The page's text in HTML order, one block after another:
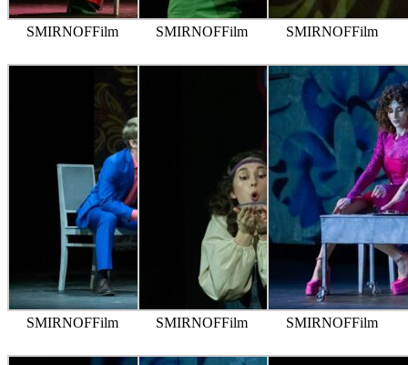
SMIRNOFFilm SMIRNOFFilm SMIRNOFFilm
SMIRNOFFilm SMIRNOFFilm SMIRNOFFilm